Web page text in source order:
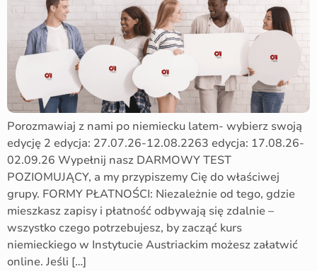
Porozmawiaj z nami po niemiecku latem- wybierz swoją
edycję 2 edycja: 27.07.26-12.08.2263 edycja: 17.08.26-
02.09.26 Wypełnij nasz DARMOWY TEST
POZIOMUJĄCY, a my przypiszemy Cię do właściwej
grupy. FORMY PŁATNOŚCI: Niezależnie od tego, gdzie
mieszkasz zapisy i płatność odbywają się zdalnie –
wszystko czego potrzebujesz, by zacząć kurs
niemieckiego w Instytucie Austriackim możesz załatwić
online. Jeśli […]